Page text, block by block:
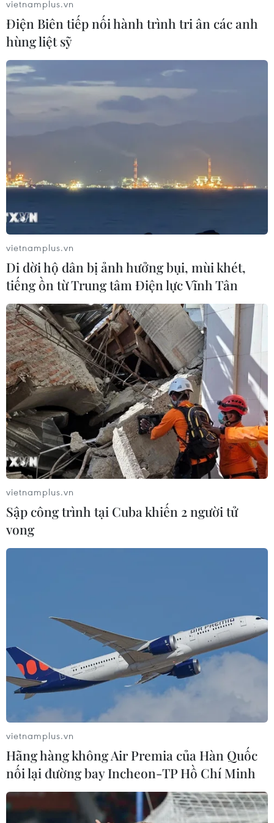
Link xem trực tiếp trận Việt Nam-Nhật
Bản tại Asian Cup 2023
14/01/2024 04:30
Trận ra quân bảng D Vòng Chung kết Asian Cup 2023
giữa hai đội tuyển Việt Nam và Nhật Bản sẽ diễn ra vào
Đội tuyển Việt Nam thua Nhật Bản sau
màn rượt đuổi tỷ số hấp dẫn
14/01/2024 09:44
Đội tuyển Việt Nam đã thi đấu cố gắng nhưng vẫn để
thua 2-4 sau màn rượt đuổi tỷ số với Nhật Bản ở trận ra
quân bảng D Vòng Chung kết Asian Cup 2023.
vietnamplus.vn
Điện Biên tiếp nối hành trình tri ân các anh
hùng liệt sỹ
vietnamplus.vn
Di dời hộ dân bị ảnh hưởng bụi, mùi khét,
tiếng ồn từ Trung tâm Điện lực Vĩnh Tân
vietnamplus.vn
Sập công trình tại Cuba khiến 2 người tử
vong
vietnamplus.vn
Hãng hàng không Air Premia của Hàn Quốc
nối lại đường bay Incheon-TP Hồ Chí Minh